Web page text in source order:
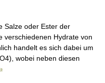
Salze oder Ester der
verschiedenen Hydrate von
handelt es sich dabei um
wobei neben diesen